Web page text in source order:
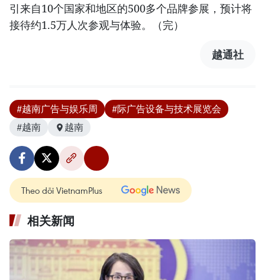
引来自10个国家和地区的500多个品牌参展，预计将
接待约1.5万人次参观与体验。（完）
越通社
#越南广告与娱乐周
#际广告设备与技术展览会
#越南
越南
Theo dõi VietnamPlus
相关新闻